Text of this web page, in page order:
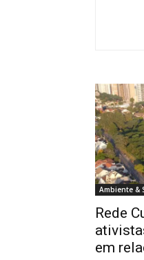
Ambiente &
Rede
em